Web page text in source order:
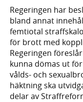
Regeringen har
bland annat
femtiotal
för brott med
Regeringen
kunna dömas ut
vålds- och
häktning ska
delar av